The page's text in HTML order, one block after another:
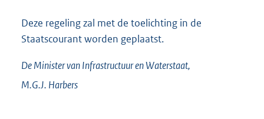
Deze regeling zal met de toelichting in de
Staatscourant worden geplaatst.
De Minister van Infrastructuur en Waterstaat,
M.G.J. Harbers